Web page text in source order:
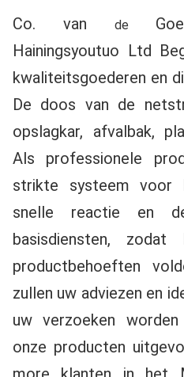
Co. van de
Hainingsyoutuo Ltd
kwaliteitsgoederen en
De doos van de
opslagkar, afvalbak,
Als professionele
strikte systeem voor
snelle reactie en
basisdiensten,
productbehoeften
zullen uw adviezen en
uw verzoeken
onze producten